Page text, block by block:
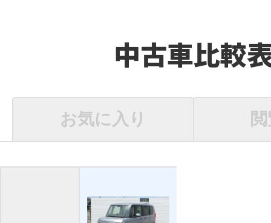
中古車比較
お気に入り